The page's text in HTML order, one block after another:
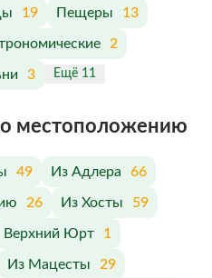
19 Пещеры 13
2
3 Ещё 11
меcтоположению
49 Из Адлера 66
26 Из Хосты 59
Верхний Юрт 1
Из Мацесты 29